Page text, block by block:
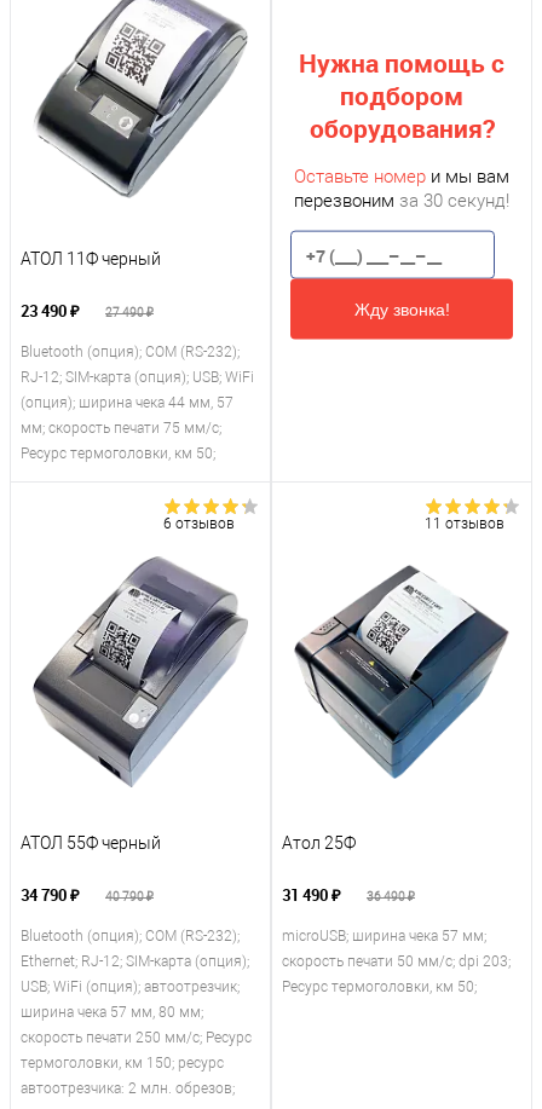
АТОЛ 11Ф черный
23 490 ₽ 27 490 ₽
Bluetooth (опция); COM (RS-232);
RJ-12; SIM-карта (опция); USB; WiFi
(опция); ширина чека 44 мм, 57
мм; скорость печати 75 мм/с;
Ресурс термоголовки, км 50;
Нужна помощь с
подбором
оборудования?
Оставьте номер и мы вам
перезвоним за 30 секунд!
Жду звонка!
6 отзывов
АТОЛ 55Ф черный
34 790 ₽ 40 790 ₽
Bluetooth (опция); COM (RS-232);
Ethernet; RJ-12; SIM-карта (опция);
USB; WiFi (опция); автоотрезчик;
ширина чека 57 мм, 80 мм;
скорость печати 250 мм/с; Ресурс
термоголовки, км 150; ресурс
автоотрезчика: 2 млн. обрезов;
11 отзывов
Атол 25Ф
31 490 ₽ 36 490 ₽
microUSB; ширина чека 57 мм;
скорость печати 50 мм/с; dpi 203;
Ресурс термоголовки, км 50;